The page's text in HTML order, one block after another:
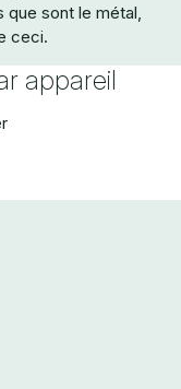
que sont le métal,
ceci.
appareil